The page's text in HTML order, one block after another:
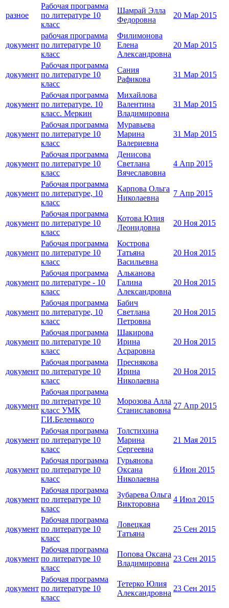
разное
Рабочая программа
по литературе 10
класс
Шамрай Элла
Федоровна
20 Мар 2015
документ
рабочая программа
по литературе 10
класс
Филимонова
Елена
Александровна
20 Мар 2015
документ
Рабочая программа
по литературе 10
класс
Сания
Рафикова
31 Мар 2015
документ
Рабочая программа
по литературе. 10
класс. Меркин
Михайлова
Валентина
Владимировна
31 Мар 2015
документ
Рабочая программа
по литературе 10
класс
Муравьева
Марина
Валериевна
31 Мар 2015
документ
Рабочая программа
по литературе 10
класс
Денисова
Светлана
Вячеславовна
4 Апр 2015
документ
Рабочая программа
по литературе, 10
класс
Карпова Ольга
Николаевна
7 Апр 2015
документ
Рабочая программа
по литературе 10
класс
Котова Юлия
Леонидовна
20 Ноя 2015
документ
Рабочая программа
по литературе 10
класс
Кострова
Татьяна
Васильевна
20 Ноя 2015
документ
Рабочая программа
по литературе - 10
класс
Альканова
Галина
Александровна
20 Ноя 2015
документ
Рабочая программа
по литературе, 10
класс
Бабич
Светлана
Петровна
20 Ноя 2015
документ
Рабочая программа
по литературе 10
класс
Шакирова
Ирина
Асраровна
20 Ноя 2015
документ
Рабочая программа
по литературе 10
класс
Преснякова
Ирина
Николаевна
20 Ноя 2015
документ
Рабочая программа
по литературе 10
класс УМК
Г.И.Беленького
Морозова Алла
Станиславовна
27 Апр 2015
документ
Рабочая программа
по литературе 10
класс
Толстихина
Марина
Сергеевна
21 Мая 2015
документ
Рабочая программа
по литературе 10
класс
Гурьянова
Оксана
Николаевна
6 Июн 2015
документ
Рабочая программа
по литературе 10
класс
Зубарева Ольга
Викторовна
4 Июл 2015
документ
Рабочая программа
по литературе 10
класс
Ловецкая
Татьяна
25 Сен 2015
документ
Рабочая программа
по литературе 10
класс
Попова Оксана
Владимировна
23 Сен 2015
документ
Рабочая программа
по литературе 10
класс
Тетерко Юлия
Александровна
23 Сен 2015